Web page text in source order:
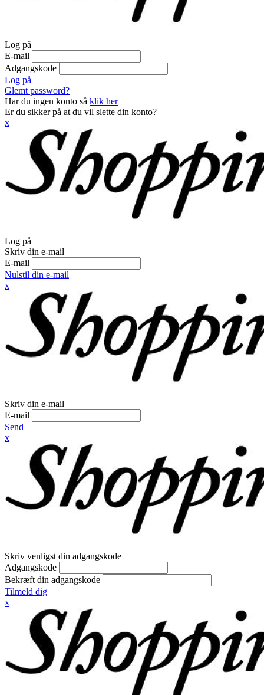
Log på
E-mail
Adgangskode
Log på
Glemt password?
Har du ingen konto så klik her
Er du sikker på at du vil slette din konto?
x
Log på
Skriv din e-mail
E-mail
Nulstil din e-mail
x
Skriv din e-mail
E-mail
Send
x
Skriv venligst din adgangskode
Adgangskode
Bekræft din adgangskode
Tilmeld dig
x